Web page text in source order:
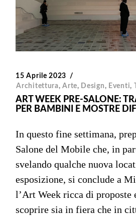
15 Aprile 2023
Architettura,Arte, Design, Eventi,
ART WEEK PRE-SALONE:
PER BAMBINI E MOSTRE
In questo fine settimana,
Salone del Mobile che, in
svelando qualche nuova
esposizione, si conclude a
l’Art Week ricca di proposte
scoprire sia in fiera che in